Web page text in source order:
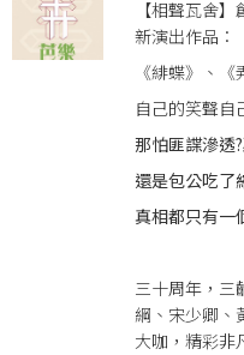
【相聲瓦舍
新演出作品：
《緋蝶》、
自己的笑聲自
那怕匪諜滲透
還是包公吃了
真相都只有一
三十周年，三
綱、宋少卿、
大咖，精彩非